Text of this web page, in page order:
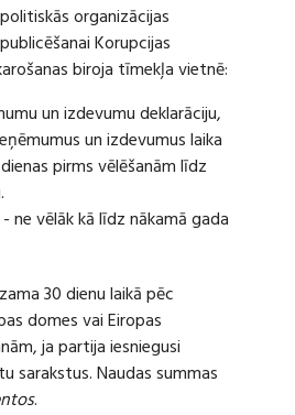
organizācijas
Korupcijas
biroja tīmekļa vietnē:
un izdevumu deklarāciju,
un izdevumus laika
pirms vēlēšanām līdz
ne vēlāk kā līdz nākamā gada
30 dienu laikā pēc
domes vai Eiropas
ja partija iesniegusi
sarakstus. Naudas summas
.